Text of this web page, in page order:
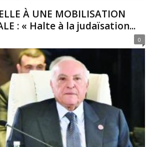
À UNE MOBILISATION
: « Halte à la judaïsation...
0